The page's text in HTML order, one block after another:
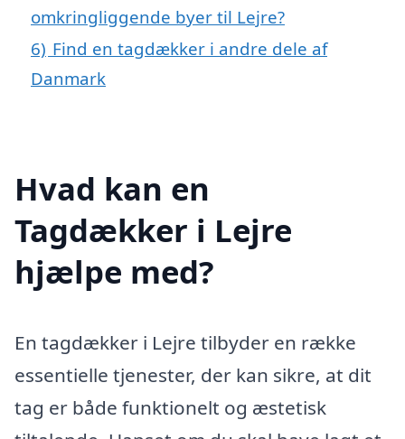
omkringliggende byer til Lejre?
6) Find en tagdækker i andre dele af
Danmark
Hvad kan en
Tagdækker i Lejre
hjælpe med?
En tagdækker i Lejre tilbyder en række
essentielle tjenester, der kan sikre, at dit
tag er både funktionelt og æstetisk